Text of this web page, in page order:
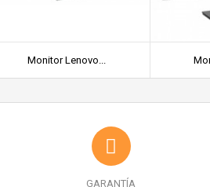
Monitor Lenovo...
GARANTÍA